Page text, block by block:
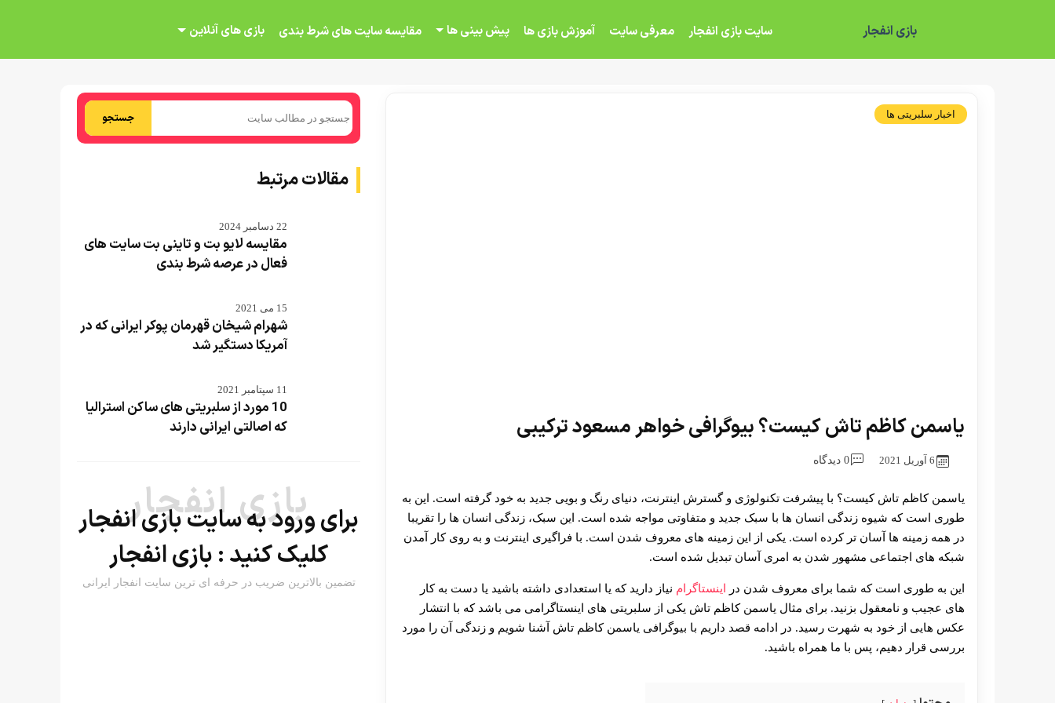
بازی انفجار سایت بازی انفجار معرفی سایت آموزش بازی ها پیش بینی ها مقایسه سایت های شرط بندی بازی های آنلاین
اخبار سلبریتی ها
یاسمن کاظم تاش کیست؟ بیوگرافی خواهر مسعود ترکیبی
6 آوریل 2021 0 دیدگاه
یاسمن کاظم تاش کیست؟ با پیشرفت تکنولوژی و گسترش اینترنت، دنیای رنگ و بویی جدید به خود گرفته است. این به
طوری است که شیوه زندگی انسان ها با سبک جدید و متفاوتی مواجه شده است. این سبک، زندگی انسان ها را تقریبا
در همه زمینه ها آسان تر کرده است. یکی از این زمینه های معروف شدن است. با فراگیری اینترنت و به روی کار آمدن
شبکه های اجتماعی مشهور شدن به امری آسان تبدیل شده است.
این به طوری است که شما برای معروف شدن در اینستاگرام نیاز دارید که یا استعدادی داشته باشید یا دست به کار
های عجیب و نامعقول بزنید. برای مثال یاسمن کاظم تاش یکی از سلبریتی های اینستاگرامی می باشد که با انتشار
عکس هایی از خود به شهرت رسید. در ادامه قصد داریم با بیوگرافی یاسمن کاظم تاش آشنا شویم و زندگی آن را مورد
بررسی قرار دهیم، پس با ما همراه باشید.
جستجو
مقالات مرتبط
22 دسامبر 2024
مقایسه لایو بت و تاینی بت سایت های
فعال در عرصه شرط بندی
15 می 2021
شهرام شیخان قهرمان پوکر ایرانی که در
آمریکا دستگیر شد
11 سپتامبر 2021
10 مورد از سلبریتی های ساکن استرالیا
که اصالتی ایرانی دارند
بازی انفجار
برای ورود به سایت بازی انفجار
کلیک کنید : بازی انفجار
تضمین بالاترین ضریب در حرفه ای ترین سایت انفجار ایرانی